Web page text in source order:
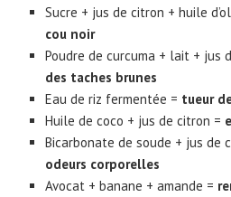
Sucre + jus de citron + huile
cou noir
Poudre de curcuma + lait + jus
des taches brunes
Eau de riz fermentée = tueur
Huile de coco + jus de citron =
Bicarbonate de soude + jus de
odeurs corporelles
Avocat + banane + amande =